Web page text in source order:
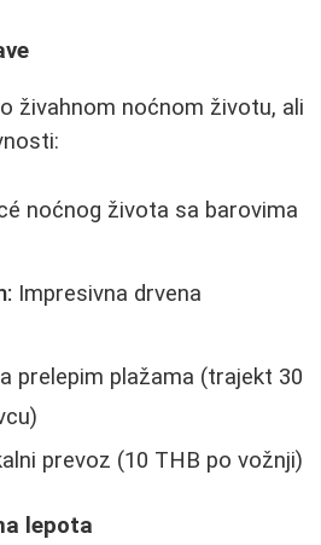
živahnom noćnom životu, ali
noćnog života sa barovima
Impresivna drvena
prelepim plažama (trajekt 30
prevoz (10 THB po vožnji)
lepota